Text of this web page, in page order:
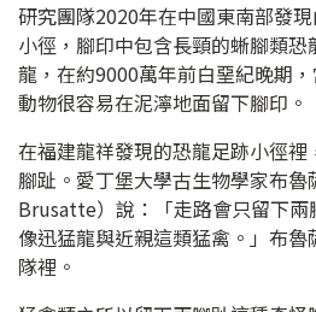
研究團隊2020年在中國東南部發
小徑，腳印中包含長頸的蜥腳類
龍，在約9000萬年前白堊紀晚期
動物很容易在泥濘地面留下腳印。
在福建龍祥發現的恐龍足跡小徑
腳趾。愛丁堡大學古生物學家布
Brusatte）說：「走路會只留下兩
像迅猛龍與近親這類猛禽。」布
隊裡。